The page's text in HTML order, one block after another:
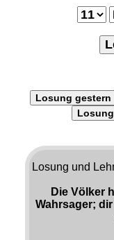
Losung gestern
Losung und
Die Völker
Wahrsager;